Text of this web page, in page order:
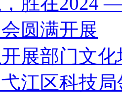
圆满开展
展部门文
弋江区科技